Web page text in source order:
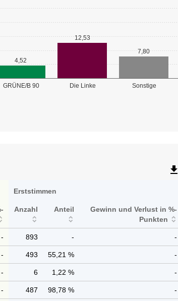
GRÜNE/B 90 Die Linke Sonstige
4,52
12,53
7,80
file_download
Erststimmen
Anzahl Anteil
Gewinn und Verlust in %-
Punkten
- 893 - -
- 493 55,21 % -
- 6 1,22 % -
- 487 98,78 % -